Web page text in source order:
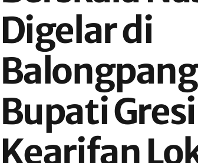
Digelar di
Bupati
Kearifan